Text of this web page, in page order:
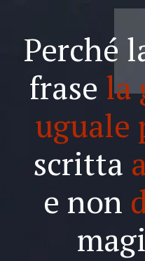
Perché
frase la
uguale
scritta
e non